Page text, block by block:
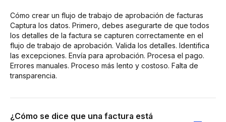
Cómo crear un flujo de trabajo de aprobación de facturas
Captura los datos. Primero, debes asegurarte de que todos
los detalles de la factura se capturen correctamente en el
flujo de trabajo de aprobación. Valida los detalles. Identifica
las excepciones. Envía para aprobación. Procesa el pago.
Errores manuales. Proceso más lento y costoso. Falta de
transparencia.
¿Cómo se dice que una factura está